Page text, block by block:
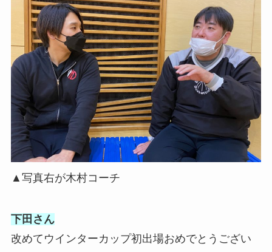
▲写真右が木村コーチ
下田さん
改めてウインターカップ初出場おめでとうござい